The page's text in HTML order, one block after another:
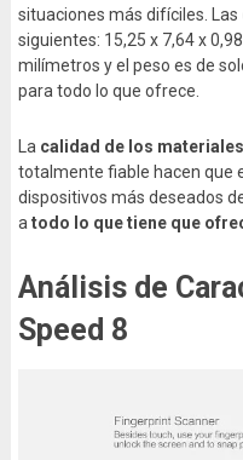
situaciones más difíciles. Las
siguientes: 15,25 x 7,64 x
milímetros y el peso es de
para todo lo que ofrece.
La calidad de los materiales
totalmente fiable hacen que
dispositivos más deseados
a todo lo que tiene que
Análisis de
Speed 8